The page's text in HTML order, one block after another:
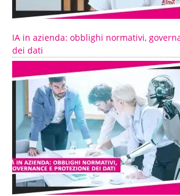
IA in azienda: obblighi normativi,
dei dati